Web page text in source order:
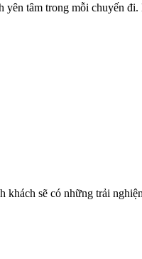
tâm trong mỗi chuyến
khách sẽ có những trải